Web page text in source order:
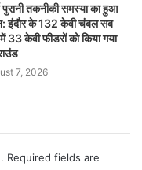
पुरानी तकनीकी समस्या का हुआ
इंदौर के 132 केवी चंबल सब
33 केवी फीडरों को किया गया
7, 2026
Required fields are